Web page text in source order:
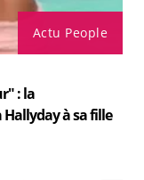
Actu People
: la
à sa fille